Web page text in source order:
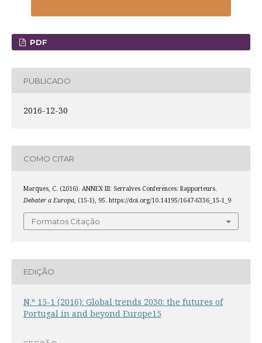
PDF
PUBLICADO
2016-12-30
COMO CITAR
Marques, C. (2016). ANNEX III: Serralves Conferences: Rapporteurs.
Debater a Europa, (15-1), 95. https://doi.org/10.14195/1647-6336_15-1_9
Formatos Citação
EDIÇÃO
N.º 15-1 (2016): Global trends 2030: the futures of
Portugal in and beyond Europe15